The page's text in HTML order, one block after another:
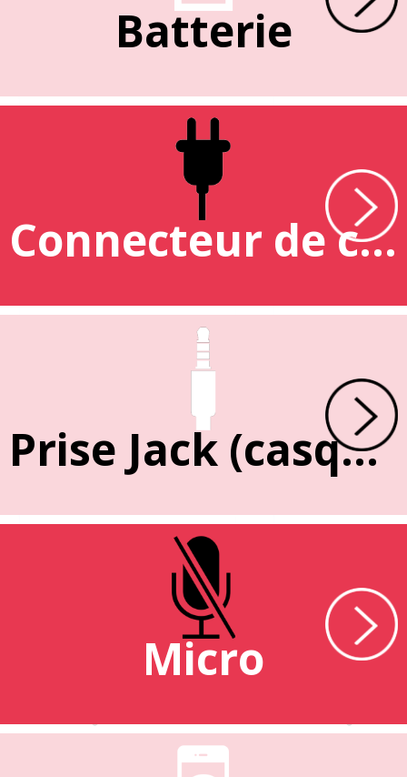
Batterie
Connecteur de charge
Prise Jack (casque)
Micro